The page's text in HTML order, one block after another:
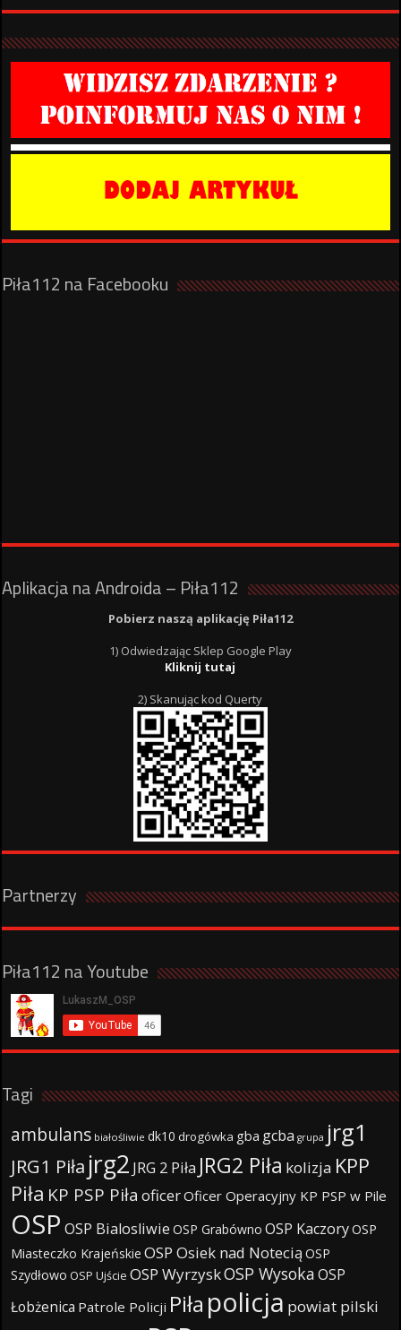
Piła112 na Facebooku
Aplikacja na Androida – Piła112
Pobierz naszą aplikację Piła112
1) Odwiedzając Sklep Google Play
Kliknij tutaj
2) Skanując kod Querty
Partnerzy
Piła112 na Youtube
Tagi
ambulans białośliwie dk10 drogówka gba gcba grupa jrg1
JRG1 Piła jrg2 JRG 2 Piła JRG2 Piła kolizja KPP
Piła KP PSP Piła oficerOficer Operacyjny KP PSP w Pile
OSP OSP Bialosliwie OSP Grabówno OSP KaczoryOSP
Miasteczko Krajeńskie OSP Osiek nad Notecią OSP
Szydłowo OSP Ujście OSP WyrzyskOSP WysokaOSP
Łobżenica Patrole Policji Piła policja powiat pilski